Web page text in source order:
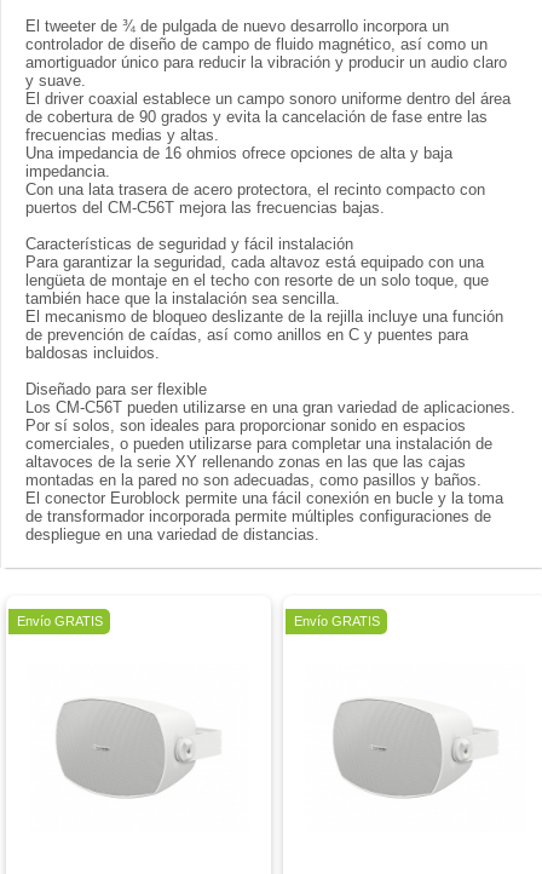
El tweeter de ¾ de pulgada de nuevo desarrollo incorpora un
controlador de diseño de campo de fluido magnético, así como un
amortiguador único para reducir la vibración y producir un audio claro
y suave.
El driver coaxial establece un campo sonoro uniforme dentro del área
de cobertura de 90 grados y evita la cancelación de fase entre las
frecuencias medias y altas.
Una impedancia de 16 ohmios ofrece opciones de alta y baja
impedancia.
Con una lata trasera de acero protectora, el recinto compacto con
puertos del CM-C56T mejora las frecuencias bajas.
Características de seguridad y fácil instalación
Para garantizar la seguridad, cada altavoz está equipado con una
lengüeta de montaje en el techo con resorte de un solo toque, que
también hace que la instalación sea sencilla.
El mecanismo de bloqueo deslizante de la rejilla incluye una función
de prevención de caídas, así como anillos en C y puentes para
baldosas incluidos.
Diseñado para ser flexible
Los CM-C56T pueden utilizarse en una gran variedad de aplicaciones.
Por sí solos, son ideales para proporcionar sonido en espacios
comerciales, o pueden utilizarse para completar una instalación de
altavoces de la serie XY rellenando zonas en las que las cajas
montadas en la pared no son adecuadas, como pasillos y baños.
El conector Euroblock permite una fácil conexión en bucle y la toma
de transformador incorporada permite múltiples configuraciones de
despliegue en una variedad de distancias.
Oferta
Envío GRATIS Envío GRATIS